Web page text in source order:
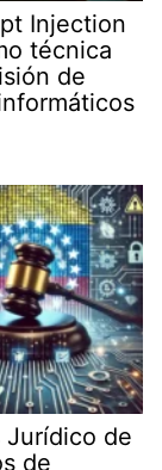
Injection
técnica
de
Jurídico de
de